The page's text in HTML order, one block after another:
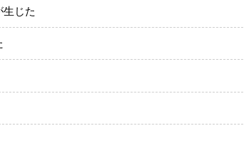
じた